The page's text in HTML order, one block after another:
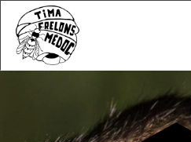
content